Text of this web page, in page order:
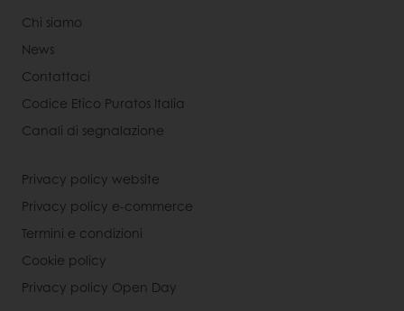
Chi siamo
News
Contattaci
Codice Etico Puratos Italia
Canali di segnalazione
Privacy policy website
Privacy policy e-commerce
Termini e condizioni
Cookie policy
Privacy policy Open Day